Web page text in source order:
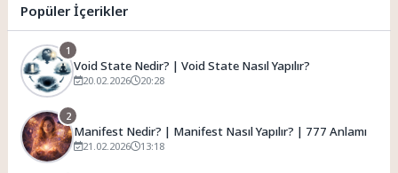
Popüler İçerikler
1
Void State Nedir? | Void State Nasıl Yapılır?
20.02.2026 20:28
2
Manifest Nedir? | Manifest Nasıl Yapılır? | 777 Anlamı
21.02.2026 13:18